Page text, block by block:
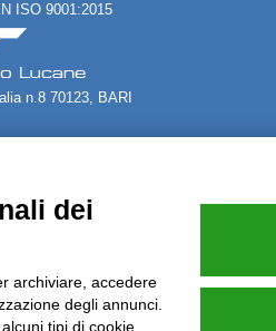
ISO 9001:2015
n.8 70123, BARI
dei
archiviare, accedere
degli annunci.
tipi di cookie.